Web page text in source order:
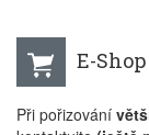
E-Shop
Při pořizování